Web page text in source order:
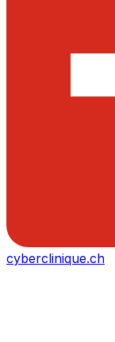
cyberclinique.ch